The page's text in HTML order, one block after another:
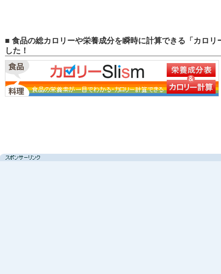
■ 食品の総カロリーや栄養成分を瞬時に計算できる「カロ
した！